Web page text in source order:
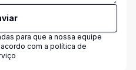
para que a nossa equipe
com a política de